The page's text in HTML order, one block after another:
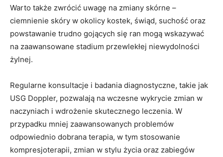
Warto także zwrócić uwagę na zmiany skórne –
ciemnienie skóry w okolicy kostek, świąd, suchość oraz
powstawanie trudno gojących się ran mogą wskazywać
na zaawansowane stadium przewlekłej niewydolności
żylnej.
Regularne konsultacje i badania diagnostyczne, takie jak
USG Doppler, pozwalają na wczesne wykrycie zmian w
naczyniach i wdrożenie skutecznego leczenia. W
przypadku mniej zaawansowanych problemów
odpowiednio dobrana terapia, w tym stosowanie
kompresjoterapii, zmian w stylu życia oraz zabiegów